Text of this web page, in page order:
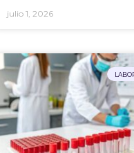
julio 1, 2026